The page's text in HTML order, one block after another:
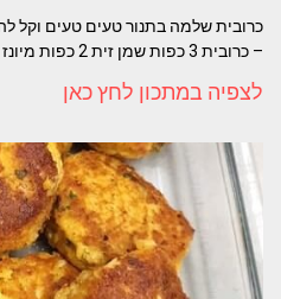
כרובית שלמה בתנור טעים טעים
– כרובית 3 כפות שמן זית 2 כפות מיונז פלפל שחור גרוס
לצפיה במתכון לחץ כאן